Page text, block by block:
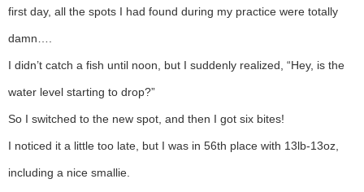
first day, all the spots I had found during my practice were totally
damn….
I didn’t catch a fish until noon, but I suddenly realized, “Hey, is the
water level starting to drop?”
So I switched to the new spot, and then I got six bites!
I noticed it a little too late, but I was in 56th place with 13lb-13oz,
including a nice smallie.